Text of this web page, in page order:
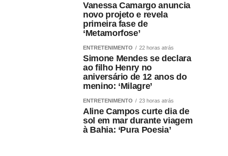
Vanessa Camargo anuncia
novo projeto e revela
primeira fase de
‘Metamorfose’
ENTRETENIMENTO 22 horas atrás
Simone Mendes se declara
ao filho Henry no
aniversário de 12 anos do
menino: ‘Milagre’
ENTRETENIMENTO 23 horas atrás
Aline Campos curte dia de
sol em mar durante viagem
à Bahia: ‘Pura Poesia’